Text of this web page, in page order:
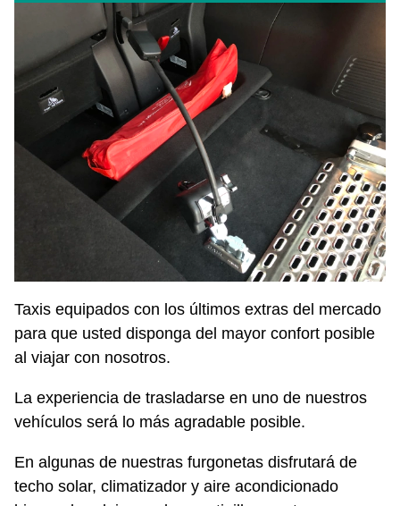
Taxis equipados con los últimos extras del mercado
para que usted disponga del mayor confort posible
al viajar con nosotros.
La experiencia de trasladarse en uno de nuestros
vehículos será lo más agradable posible.
En algunas de nuestras furgonetas disfrutará de
techo solar, climatizador y aire acondicionado